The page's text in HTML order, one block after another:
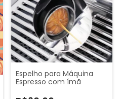
Espelho para Máquina
Espresso com ímã